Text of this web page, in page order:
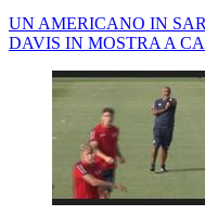
UN AMERICANO IN
DAVIS IN MOSTRA A